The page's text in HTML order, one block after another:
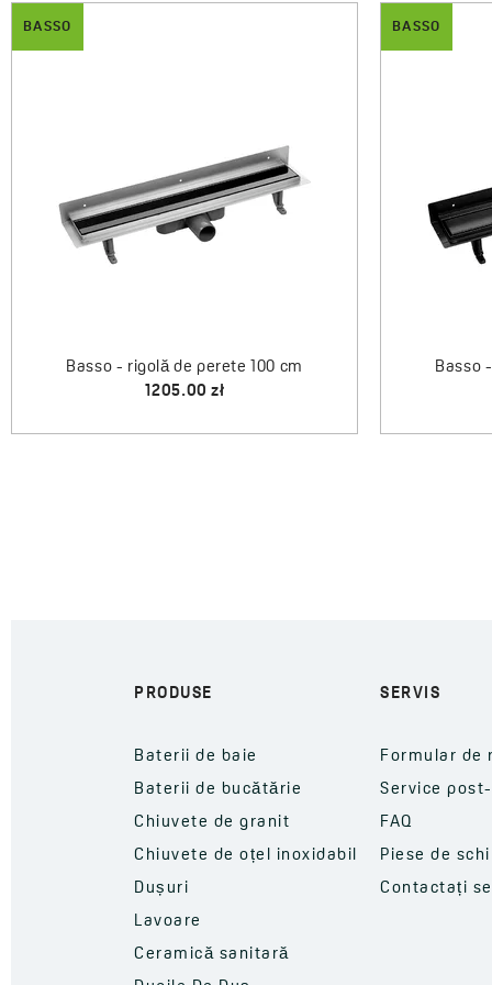
- rigolă de perete 100 cm
1648.00 zł
Basso - rigolă de
PRODUSE
Baterii de baie
Baterii de bucătărie
Chiuvete de granit
Chiuvete de oțel inoxidabil
Dușuri
Lavoare
Ceramică sanitară
SERVIS
Formular de
Service
FAQ
Piese de
Contactați